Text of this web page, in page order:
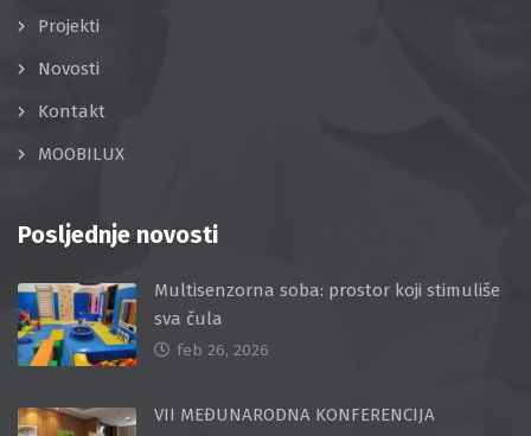
Projekti
Novosti
Kontakt
MOOBILUX
Posljednje novosti
Multisenzorna soba: prostor koji stimuliše
sva čula
feb 26, 2026
VII MEĐUNARODNA KONFERENCIJA